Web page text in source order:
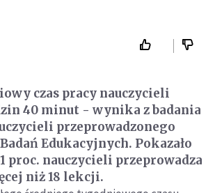
czas pracy nauczycieli
40 minut - wynika z badania
przeprowadzonego
Edukacyjnych. Pokazało
proc. nauczycieli przeprowadza
niż 18 lekcji.